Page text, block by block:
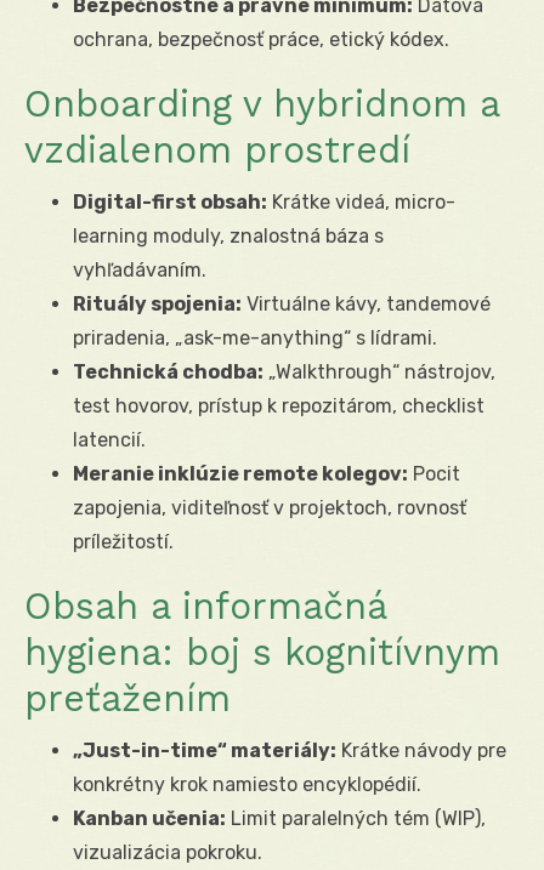
Bezpečnostné a právne minimum: Dátová
ochrana, bezpečnosť práce, etický kódex.
Onboarding v hybridnom a
vzdialenom prostredí
Digital-first obsah: Krátke videá, micro-
learning moduly, znalostná báza s
vyhľadávaním.
Rituály spojenia: Virtuálne kávy, tandemové
priradenia, „ask-me-anything“ s lídrami.
Technická chodba: „Walkthrough“ nástrojov,
test hovorov, prístup k repozitárom, checklist
latencií.
Meranie inklúzie remote kolegov: Pocit
zapojenia, viditeľnosť v projektoch, rovnosť
príležitostí.
Obsah a informačná
hygiena: boj s kognitívnym
preťažením
„Just-in-time“ materiály: Krátke návody pre
konkrétny krok namiesto encyklopédií.
Kanban učenia: Limit paralelných tém (WIP),
vizualizácia pokroku.